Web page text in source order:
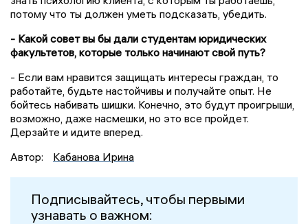
потому что ты должен уметь подсказать, убедить.
- Какой совет вы бы дали студентам юридических
факультетов, которые только начинают свой путь?
- Если вам нравится защищать интересы граждан, то
работайте, будьте настойчивы и получайте опыт. Не
бойтесь набивать шишки. Конечно, это будут проигрыши,
возможно, даже насмешки, но это все пройдет.
Дерзайте и идите вперед.
Автор:
Кабанова Ирина
Подписывайтесь, чтобы первыми
узнавать о важном: